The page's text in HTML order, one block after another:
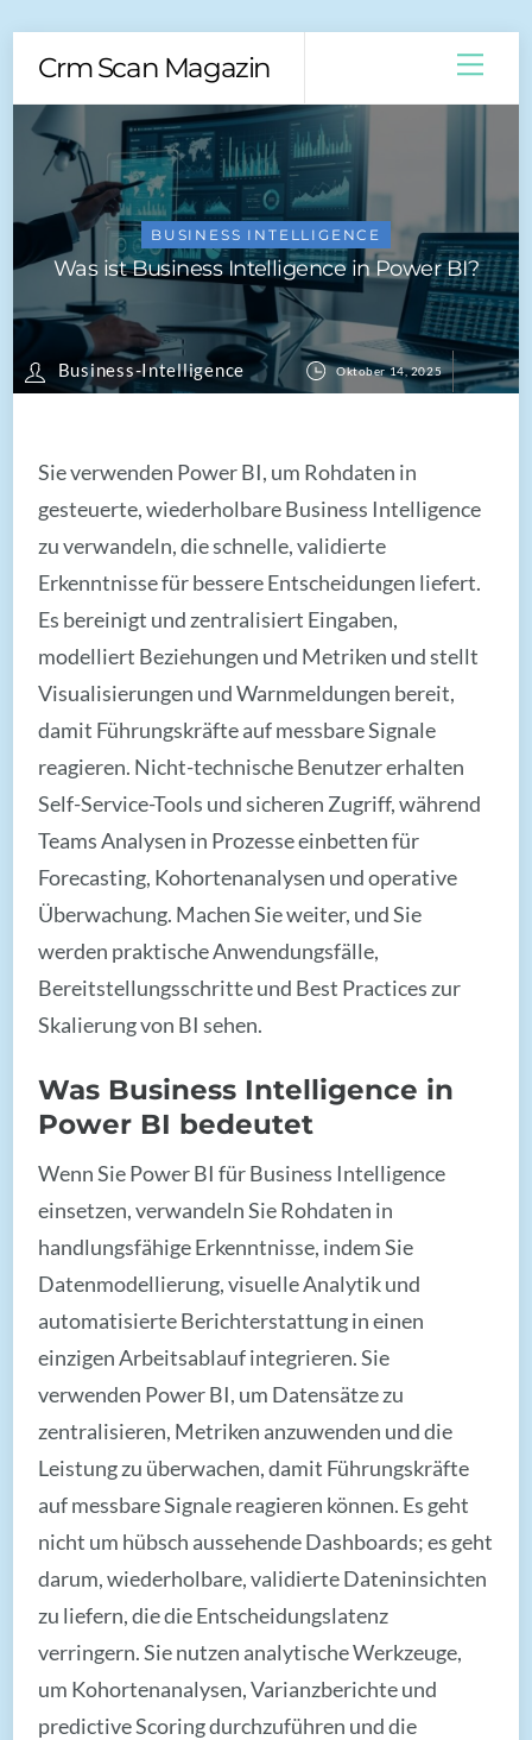
content
Crm Scan Magazin
Oktober 14, 2025
Was ist Business Intelligence in Power BI?
Business-Intelligence
BUSINESS INTELLIGENCE
Sie verwenden Power BI, um Rohdaten in
gesteuerte, wiederholbare Business Intelligence
zu verwandeln, die schnelle, validierte
Erkenntnisse für bessere Entscheidungen liefert.
Es bereinigt und zentralisiert Eingaben,
modelliert Beziehungen und Metriken und stellt
Visualisierungen und Warnmeldungen bereit,
damit Führungskräfte auf messbare Signale
reagieren. Nicht-technische Benutzer erhalten
Self-Service-Tools und sicheren Zugriff, während
Teams Analysen in Prozesse einbetten für
Forecasting, Kohortenanalysen und operative
Überwachung. Machen Sie weiter, und Sie
werden praktische Anwendungsfälle,
Bereitstellungsschritte und Best Practices zur
Skalierung von BI sehen.
Was Business Intelligence in
Power BI bedeutet
Wenn Sie Power BI für Business Intelligence
einsetzen, verwandeln Sie Rohdaten in
handlungsfähige Erkenntnisse, indem Sie
Datenmodellierung, visuelle Analytik und
automatisierte Berichterstattung in einen
einzigen Arbeitsablauf integrieren. Sie
verwenden Power BI, um Datensätze zu
zentralisieren, Metriken anzuwenden und die
Leistung zu überwachen, damit Führungskräfte
auf messbare Signale reagieren können. Es geht
nicht um hübsch aussehende Dashboards; es geht
darum, wiederholbare, validierte Dateninsichten
zu liefern, die die Entscheidungslatenz
verringern. Sie nutzen analytische Werkzeuge,
um Kohortenanalysen, Varianzberichte und
predictive Scoring durchzuführen und die